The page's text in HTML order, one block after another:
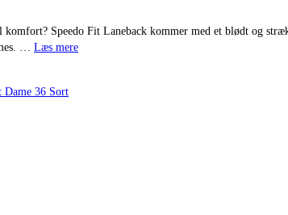
Speedo Fit Laneback kommer med et blødt og
… Læs mere